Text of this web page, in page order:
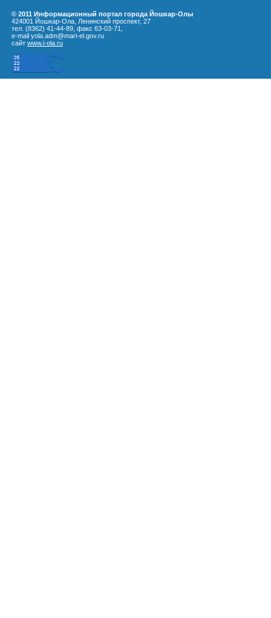
© 2011 Информационный портал города Йошкар-Олы
424001 Йошкар-Ола, Ленинский проспект, 27
тел. (8362) 41-44-89, факс 63-03-71,
e-mail yola.adm@mari-el.gov.ru
сайт www.i-ola.ru